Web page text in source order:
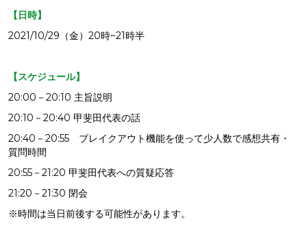
【日時】
2021/10/29（金）20時~21時半
【スケジュール】
20:00－20:10 主旨説明
20:10－20:40 甲斐田代表の話
20:40－20:55 ブレイクアウト機能を使って少人数で感想共有・
質問時間
20:55－21:20 甲斐田代表への質疑応答
21:20－21:30 閉会
※時間は当日前後する可能性があります。